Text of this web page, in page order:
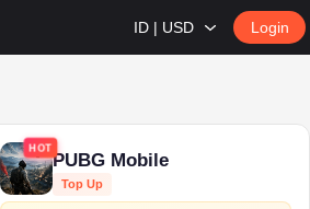
ID | USD Login
HOT
PUBG Mobile
Top Up